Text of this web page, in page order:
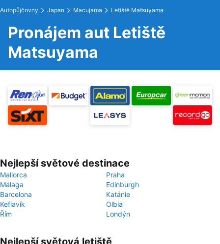
Autopůjčovny Japan Macujama Letiště Matsuyama
Pronájem aut Letiště
Matsuyama
Nejlepší světové destinace
Mallorca
Praha
Málaga
Edinburgh
Barcelona
Katánie
Keflavík
Olbia
Řím
Londýn
Nejlepší světová letiště